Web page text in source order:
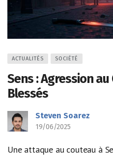
ACTUALITÉS SOCIÉTÉ
Sens : Agression au
Blessés
Steven Soarez
19/06/2025
Une attaque au couteau à